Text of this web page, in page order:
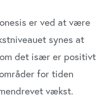
er ved at være
synes at
det især er positivt
for tiden
vækst.